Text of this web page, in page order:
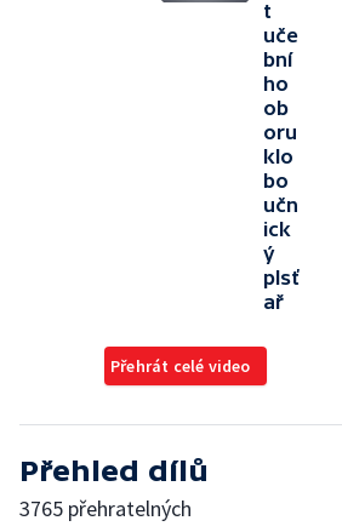
t
uče
bní
ho
ob
oru
klo
bo
učn
ick
ý
plsť
ař
Přehrát celé video
Přehled dílů
3765 přehratelných